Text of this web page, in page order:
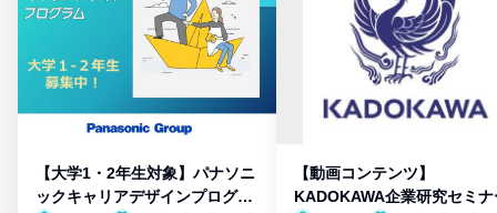
【大学1・2年生対象】パナソニ
ックキャリアデザインプログラ
【動画コンテンツ】
KADOKAWA企業研究セミナ